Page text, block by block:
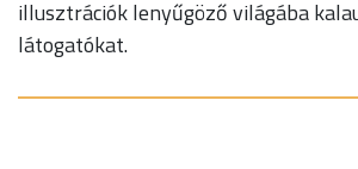
illusztrációk lenyűgöző világába
látogatókat.